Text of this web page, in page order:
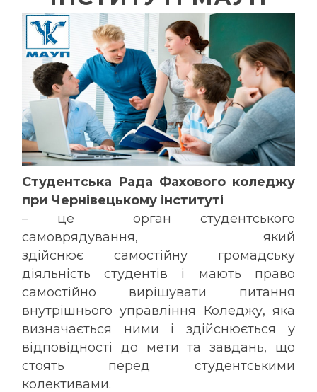
Студентська Рада Фахового коледжу
при Чернівецькому інституті
– це орган студентського
самоврядування, який
здійснює самостійну громадську
діяльність студентів і мають право
самостійно вирішувати питання
внутрішнього управління Коледжу, яка
визначається ними і здійснюється у
відповідності до мети та завдань, що
стоять перед студентськими
колективами.